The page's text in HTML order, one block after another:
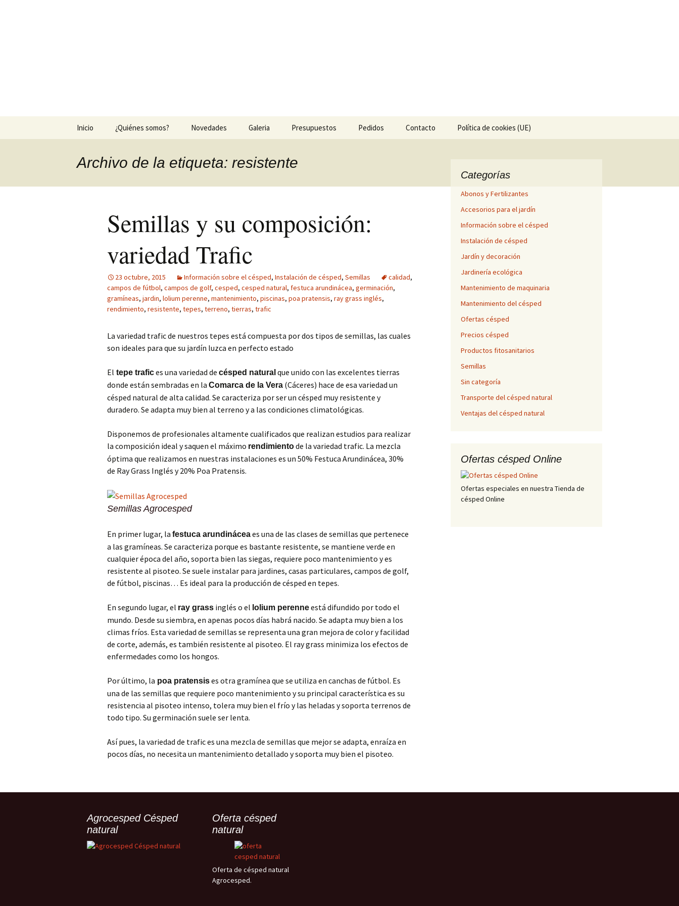
Inicio ¿Quiénes somos? Novedades Galeria Presupuestos Pedidos Contacto Política de cookies (UE)
Archivo de la etiqueta: resistente
Semillas y su composición:
variedad Trafic
23 octubre, 2015 Información sobre el césped, Instalación de césped, Semillas calidad,
campos de fútbol, campos de golf, cesped, cesped natural, festuca arundinácea, germinación,
gramíneas, jardin, lolium perenne, mantenimiento, piscinas, poa pratensis, ray grass inglés,
rendimiento, resistente, tepes, terreno, tierras, trafic
La variedad trafic de nuestros tepes está compuesta por dos tipos de semillas, las cuales
son ideales para que su jardín luzca en perfecto estado
El tepe trafices una variedad de césped natural que unido con las excelentes tierras
donde están sembradas en la Comarca de la Vera (Cáceres) hace de esa variedad un
césped natural de alta calidad. Se caracteriza por ser un césped muy resistente y
duradero. Se adapta muy bien al terreno y a las condiciones climatológicas.
Disponemos de profesionales altamente cualificados que realizan estudios para realizar
la composición ideal y saquen el máximo rendimientode la variedad trafic. La mezcla
óptima que realizamos en nuestras instalaciones es un 50% Festuca Arundinácea, 30%
de Ray Grass Inglés y 20% Poa Pratensis.
Semillas Agrocesped
En primer lugar, la festuca arundináceaes una de las clases de semillas que pertenece
a las gramíneas. Se caracteriza porque es bastante resistente, se mantiene verde en
cualquier época del año, soporta bien las siegas, requiere poco mantenimiento y es
resistente al pisoteo. Se suele instalar para jardines, casas particulares, campos de golf,
de fútbol, piscinas… Es ideal para la producción de césped en tepes.
En segundo lugar, el ray grass inglés o el lolium perenneestá difundido por todo el
mundo. Desde su siembra, en apenas pocos días habrá nacido. Se adapta muy bien a los
climas fríos. Esta variedad de semillas se representa una gran mejora de color y facilidad
de corte, además, es también resistente al pisoteo. El ray grass minimiza los efectos de
enfermedades como los hongos.
Por último, la poa pratensises otra gramínea que se utiliza en canchas de fútbol. Es
una de las semillas que requiere poco mantenimiento y su principal característica es su
resistencia al pisoteo intenso, tolera muy bien el frío y las heladas y soporta terrenos de
todo tipo. Su germinación suele ser lenta.
Así pues, la variedad de trafic es una mezcla de semillas que mejor se adapta, enraíza en
pocos días, no necesita un mantenimiento detallado y soporta muy bien el pisoteo.
Categorías
Abonos y Fertilizantes
Accesorios para el jardín
Información sobre el césped
Instalación de césped
Jardín y decoración
Jardinería ecológica
Mantenimiento de maquinaria
Mantenimiento del césped
Ofertas césped
Precios césped
Productos fitosanitarios
Semillas
Sin categoría
Transporte del césped natural
Ventajas del césped natural
Ofertas césped Online
Ofertas especiales en nuestra Tienda de
césped Online
Agrocesped Césped
natural
Oferta césped
natural
Oferta de césped natural
Agrocesped.